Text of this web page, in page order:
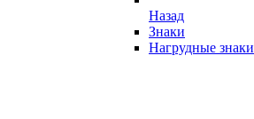
Назад
Знаки
Нагрудные знаки